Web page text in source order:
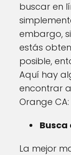
buscar en
embargo,
estás
posible,
Aquí hay
encontrar
Orange CA:
Busca
La mejor